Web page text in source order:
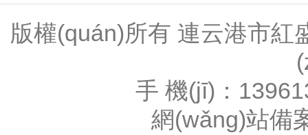
版權(quán)所有 連云港市紅
手 機(jī)：
網(wǎng)站備